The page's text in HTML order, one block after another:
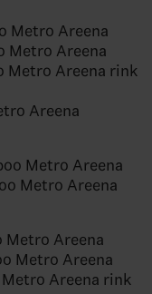
Metro Areena
Metro Areena
Metro Areena rink
Areena
Metro Areena
Metro Areena
Metro Areena
Metro Areena
Metro Areena rink